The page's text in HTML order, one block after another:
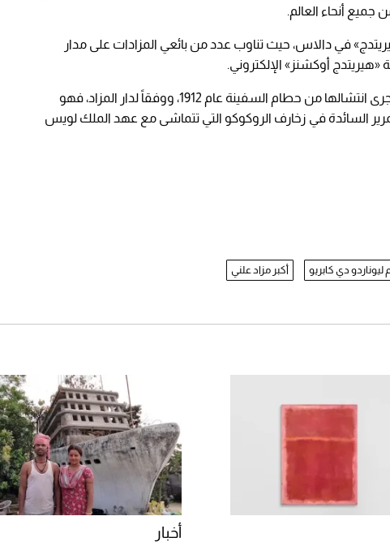
في دالاس، حيث تناوب عدد من بائعي المزادات على مدار
أوكشنز» الإلكتروني.
وكانت اللوحة صممت لتقليد أشهر قطعة كاملة جرى انتشالها من حطام السفينة عام 1912، ووفقاً لدار المزاد، فهو
السائدة في زخارف الروكوكو التي تتماشى مع عهد الملك لويس
​ليوناردو دي كابريو أكبر مزاد علني
أخبار